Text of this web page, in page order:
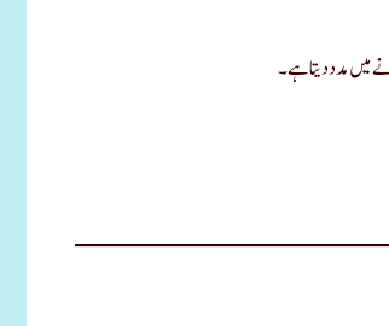
میں مدد دیتا ہے۔